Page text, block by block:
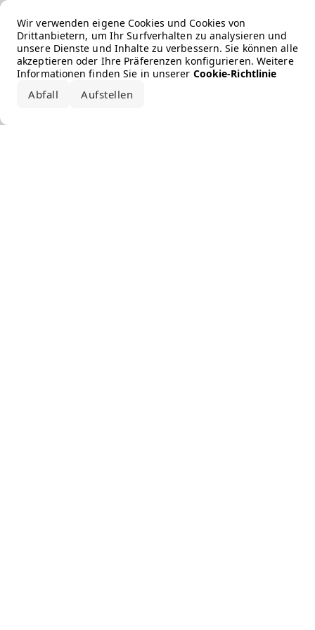
Wir verwenden eigene Cookies und Cookies von
Drittanbietern, um Ihr Surfverhalten zu analysieren und
unsere Dienste und Inhalte zu verbessern. Sie können alle
akzeptieren oder Ihre Präferenzen konfigurieren. Weitere
Informationen finden Sie in unserer Cookie-Richtlinie
Abfall Aufstellen
Error loading the brand